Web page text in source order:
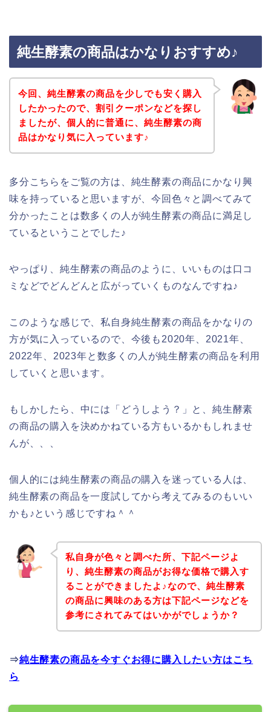
純生酵素の商品はかなりおすすめ♪
今回、純生酵素の商品を少しでも安く購入
したかったので、割引クーポンなどを探し
ましたが、個人的に普通に、純生酵素の商
品はかなり気に入っています♪
多分こちらをご覧の方は、純生酵素の商品にかなり興
味を持っていると思いますが、今回色々と調べてみて
分かったことは数多くの人が純生酵素の商品に満足し
ているということでした♪
やっぱり、純生酵素の商品のように、いいものは口コ
ミなどでどんどんと広がっていくものなんですね♪
このような感じで、私自身純生酵素の商品をかなりの
方が気に入っているので、今後も2020年、2021年、
2022年、2023年と数多くの人が純生酵素の商品を利用
していくと思います。
もしかしたら、中には「どうしよう？」と、純生酵素
の商品の購入を決めかねている方もいるかもしれませ
んが、、、
個人的には純生酵素の商品の購入を迷っている人は、
純生酵素の商品を一度試してから考えてみるのもいい
かも♪という感じですね＾＾
私自身が色々と調べた所、下記ページよ
り、純生酵素の商品がお得な価格で購入す
ることができましたよ♪なので、純生酵素
の商品に興味のある方は下記ページなどを
参考にされてみてはいかがでしょうか？
⇒純生酵素の商品を今すぐお得に購入したい方はこち
ら